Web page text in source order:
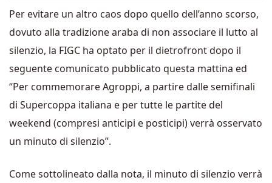
Per evitare un altro caos dopo quello dell’anno scorso,
dovuto alla tradizione araba di non associare il lutto al
silenzio, la FIGC ha optato per il dietrofront dopo il
seguente comunicato pubblicato questa mattina ed
“Per commemorare Agroppi, a partire dalle semifinali
di Supercoppa italiana e per tutte le partite del
weekend (compresi anticipi e posticipi) verrà osservato
un minuto di silenzio”.
Come sottolineato dalla nota, il minuto di silenzio verrà